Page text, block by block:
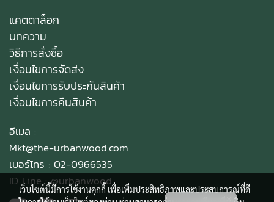
แคตตาล็อก
บทความ
วิธีการสั่งซื้อ
เงื่อนไขการจัดส่ง
เงื่อนไขการรับประกันสินค้า
เงื่อนไขการคืนสินค้า
อีเมล :
Mkt@the-urbanwood.com
เบอร์โทร : 02-0966535
ID Line :@urbanwood
เว็บไซต์นี้มีการใช้งานคุกกี้ เพื่อเพิ่มประสิทธิภาพและประสบการณ์ที่ดี